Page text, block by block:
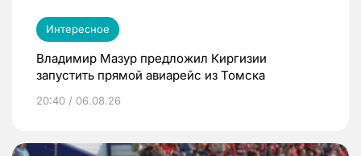
Интересное
Владимир Мазур предложил Киргизии
запустить прямой авиарейс из Томска
20:40 / 06.08.26